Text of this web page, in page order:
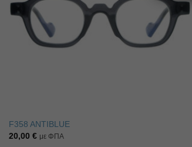
F358 ANTIBLUE
20,00 € με ΦΠΑ